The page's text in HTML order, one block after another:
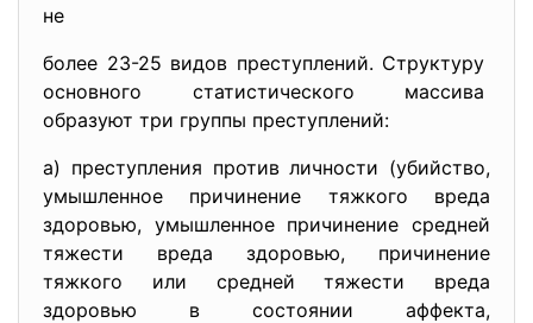
не
более 23-25 видов преступлений. Структуру
основного статистического массива
образуют три группы преступлений:
а) преступления против личности (убийство,
умышленное причинение тяжкого вреда
здоровью, умышленное причинение средней
тяжести вреда здоровью, причинение
тяжкого или средней тяжести вреда
здоровью в состоянии аффекта,